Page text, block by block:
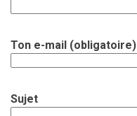
Ton e-mail (obligatoire)
Sujet